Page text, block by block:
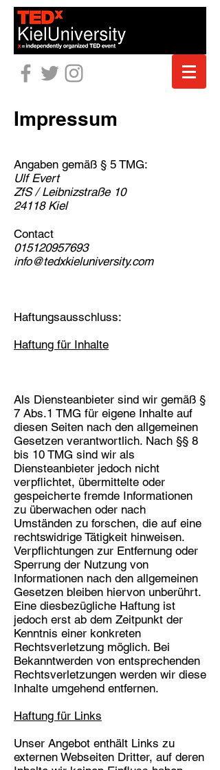
Impressum
Angaben gemäß § 5 TMG:
Ulf Evert
ZfS / Leibnizstraße 10
24118 Kiel
Contact
015120957693
info@tedxkieluniversity.com
Haftungsausschluss:
Haftung für Inhalte
Als Diensteanbieter sind wir gemäß §
7 Abs.1 TMG für eigene Inhalte auf
diesen Seiten nach den allgemeinen
Gesetzen verantwortlich. Nach §§ 8
bis 10 TMG sind wir als
Diensteanbieter jedoch nicht
verpflichtet, übermittelte oder
gespeicherte fremde Informationen
zu überwachen oder nach
Umständen zu forschen, die auf eine
rechtswidrige Tätigkeit hinweisen.
Verpflichtungen zur Entfernung oder
Sperrung der Nutzung von
Informationen nach den allgemeinen
Gesetzen bleiben hiervon unberührt.
Eine diesbezügliche Haftung ist
jedoch erst ab dem Zeitpunkt der
Kenntnis einer konkreten
Rechtsverletzung möglich. Bei
Bekanntwerden von entsprechenden
Rechtsverletzungen werden wir diese
Inhalte umgehend entfernen.
Haftung für Links
Unser Angebot enthält Links zu
externen Webseiten Dritter, auf deren